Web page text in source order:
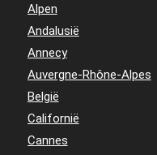
Alpen
Andalusië
Annecy
Auvergne-Rhône-Alpes
België
Californië
Cannes